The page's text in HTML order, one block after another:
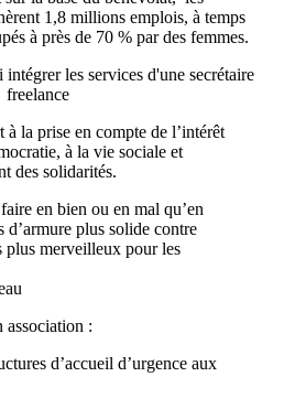
1,8 millions emplois, à temps
à près de 70 % par des femmes.
la prise en compte de l’intérêt
à la vie sociale et
des solidarités.
en bien ou en mal qu’en
d’armure plus solide contre
plus merveilleux pour les
association :
d’accueil d’urgence aux